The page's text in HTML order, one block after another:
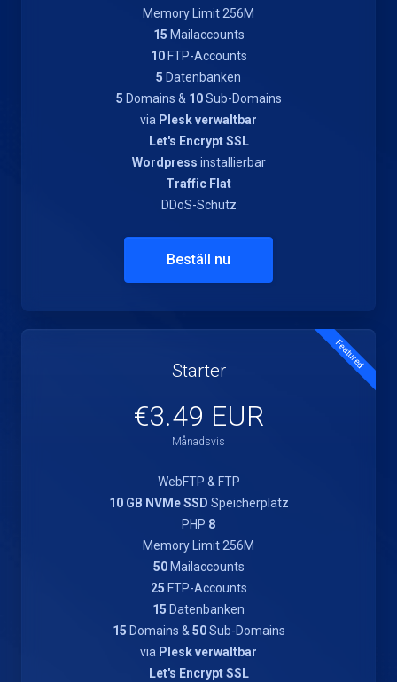
Memory Limit 256M
15 Mailaccounts
10FTP-Accounts
5 Datenbanken
5 Domains & 10Sub-Domains
via Plesk verwaltbar
Let's Encrypt SSL
Wordpress installierbar
Traffic Flat
DDoS-Schutz
Beställ nu
Featured
Starter
€3.49 EUR
Månadsvis
WebFTP & FTP
10 GB NVMe SSD Speicherplatz
PHP 8
Memory Limit 256M
50Mailaccounts
25 FTP-Accounts
15 Datenbanken
15 Domains & 50Sub-Domains
via Plesk verwaltbar
Let's Encrypt SSL